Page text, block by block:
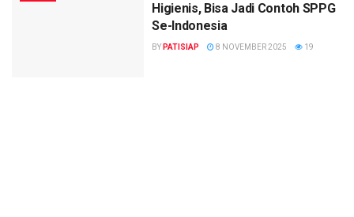
Higienis, Bisa Jadi Contoh SPPG
Se-Indonesia
BY PATISIAP 8 NOVEMBER 2025 19